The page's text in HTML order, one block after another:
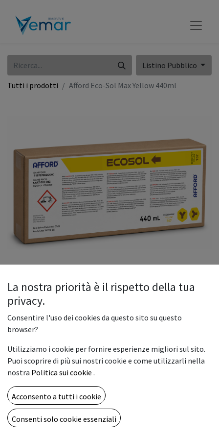
Listino Pubblico
Tutti i prodotti Afford Eco-Sol Max Yellow 440ml
Afford Eco-Sol Max Yellow 440ml
L'inchiostro Afford Ecosol Yellow 707 è la soluzione ideale per
equilibrio perfetto tra resa cromatica profonda, durabilità e
rispetto per l'ambiente. Progettato specificamente per
sistemi di stampa a getto d'inchiostro di grande formato,
questo inchiostro ecosolvente garantisce risultati eccellenti
su una vasta gamma di supporti.
69,00€
La nostra priorità è il rispetto della tua
privacy.
Consentire l'uso dei cookies da questo sito su questo
browser?
Utilizziamo i cookie per fornire esperienze migliori sul sito.
Puoi scoprire di più sui nostri cookie e come utilizzarli nella
nostra Politica sui cookie .
Acconsento a tutti i cookie
Consenti solo cookie essenziali